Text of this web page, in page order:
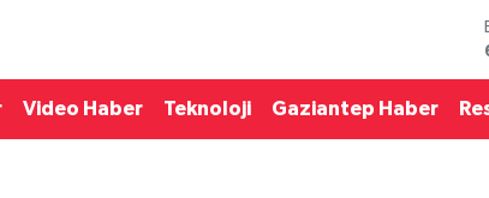
Video Haber Teknoloji Gaziantep Haber